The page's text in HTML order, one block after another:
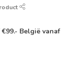
België vanaf